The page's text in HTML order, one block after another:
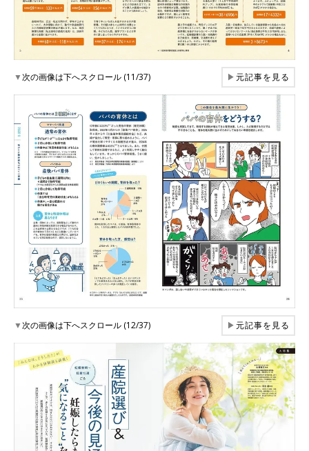
▼次の画像は下へスクロール (11/37) ▶元記事を見る
▼次の画像は下へスクロール (12/37) ▶元記事を見る